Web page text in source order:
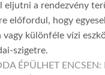
eljutni a rendezvény
előfordul, hogy
vagy különféle vízi
szigetre.
ÉPÜLHET